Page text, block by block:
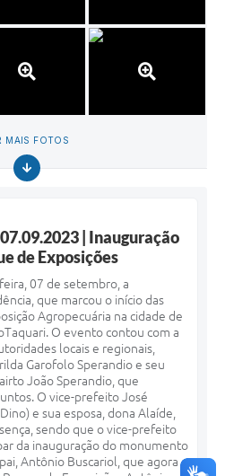
MAIS FOTOS
| Inauguração
de Exposições
07 de setembro, a
que marcou o início das
Agropecuária na cidade de
O evento contou com a
locais e regionais,
Garofolo Sperandio e seu
João Sperandio, que
O vice-prefeito José
e sua esposa, dona Alaíde,
sendo que o vice-prefeito
da inauguração do monumento
Antônio Buscariol, que agora